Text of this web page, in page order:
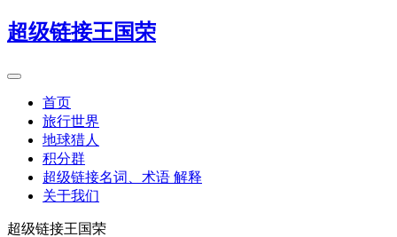
超级链接王国荣
首页
旅行世界
地球猎人
积分群
超级链接名词、术语 解释
关于我们
超级链接王国荣